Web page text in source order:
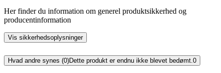
Her finder du information om generel produktsikkerhed og
producentinformation
Vis sikkerhedsoplysninger
Hvad andre synes (0)Dette produkt er endnu ikke blevet bedømt. 0